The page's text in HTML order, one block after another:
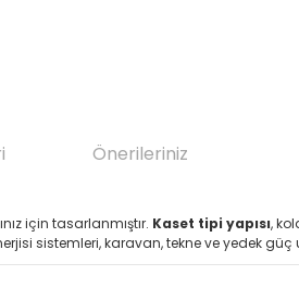
Önerileriniz
için tasarlanmıştır. Kaset tipi yapısı,
sistemleri, karavan, tekne ve yedek